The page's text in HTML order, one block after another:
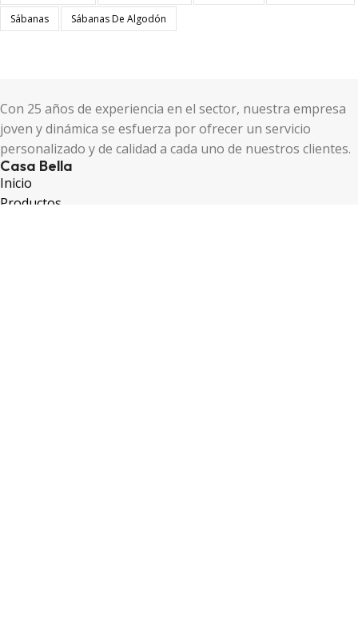
Sábanas
Sábanas De Algodón
Con 25 años de experiencia en el sector, nuestra empresa
joven y dinámica se esfuerza por ofrecer un servicio
personalizado y de calidad a cada uno de nuestros clientes.
Casa Bella
Inicio
Productos